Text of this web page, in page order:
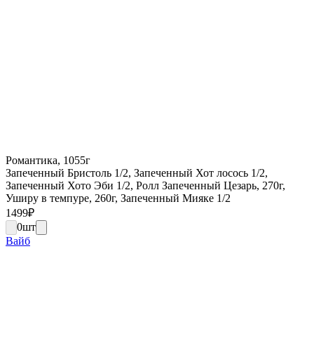
Романтика, 1055г
Запеченный Бристоль 1/2, Запеченный Хот лосось 1/2,
Запеченный Хото Эби 1/2, Ролл Запеченный Цезарь, 270г,
Уширу в темпуре, 260г, Запеченный Мияке 1/2
1499₽
0шт
Вайб